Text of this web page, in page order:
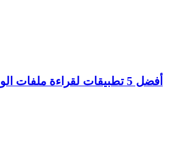
أفضل 5 تطبيقات لقراءة ملفات